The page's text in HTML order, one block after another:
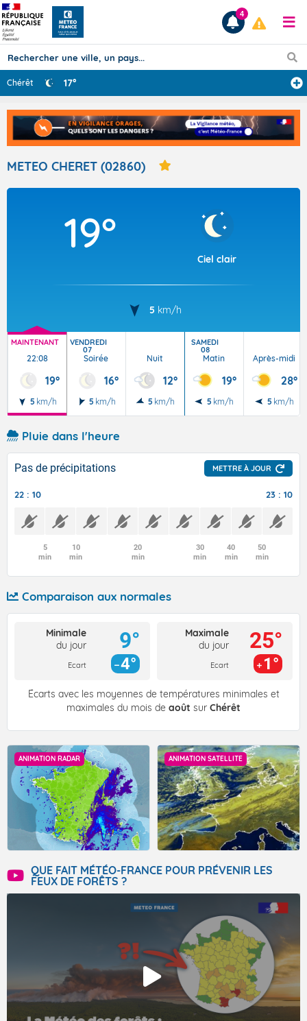
Prévisions
TOUS LES RÉSULTATS
Articles
4
Chérêt 17°
METEO CHERET (02860)
19°
Ciel clair
5 km/h
MAINTENANT
22:08
19°
5 km/h
VENDREDI
07
Soirée
16°
5 km/h
Nuit
12°
5 km/h
SAMEDI
08
Matin
19°
5 km/h
Après-midi
28°
5 km/h
Pluie dans l'heure
Pas de précipitations METTRE À JOUR
22 : 10 23 : 10
5
min
10
min
20
min
30
min
40
min
50
min
Comparaison aux normales
Minimale
du jour
Ecart
9°
4°
Maximale
du jour
Ecart
25°
1°
Écarts avec les moyennes de températures minimales et
maximales du mois de août sur Chérêt
ANIMATION RADAR ANIMATION SATELLITE
QUE FAIT MÉTÉO-FRANCE POUR PRÉVENIR LES
FEUX DE FORÊTS ?